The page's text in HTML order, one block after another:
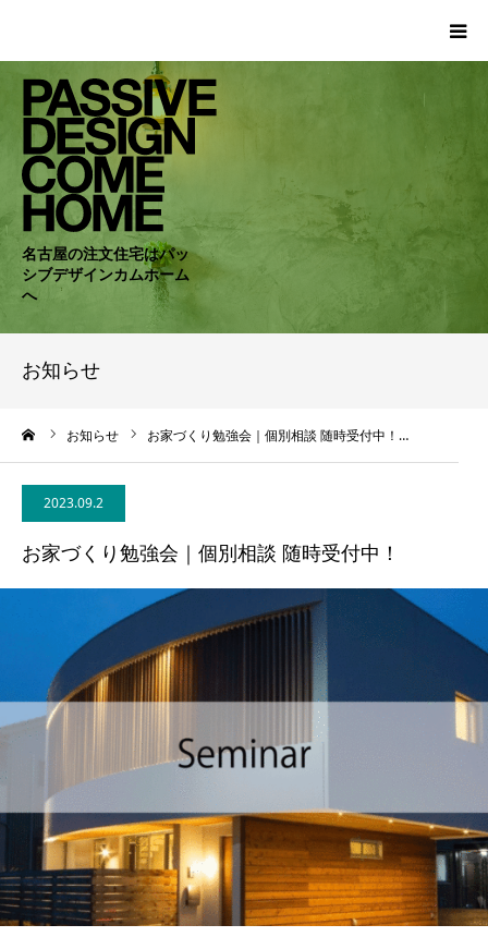
名古屋の注文住宅はパッ
シブデザインカムホーム
へ
お知らせ
お知らせ お家づくり勉強会｜個別相談 随時受付中！…
2023.09.2
お家づくり勉強会｜個別相談 随時受付中！
HOME
WORKS
COMPANY
CONCEPT
NEWS
BLOG
CONTACT